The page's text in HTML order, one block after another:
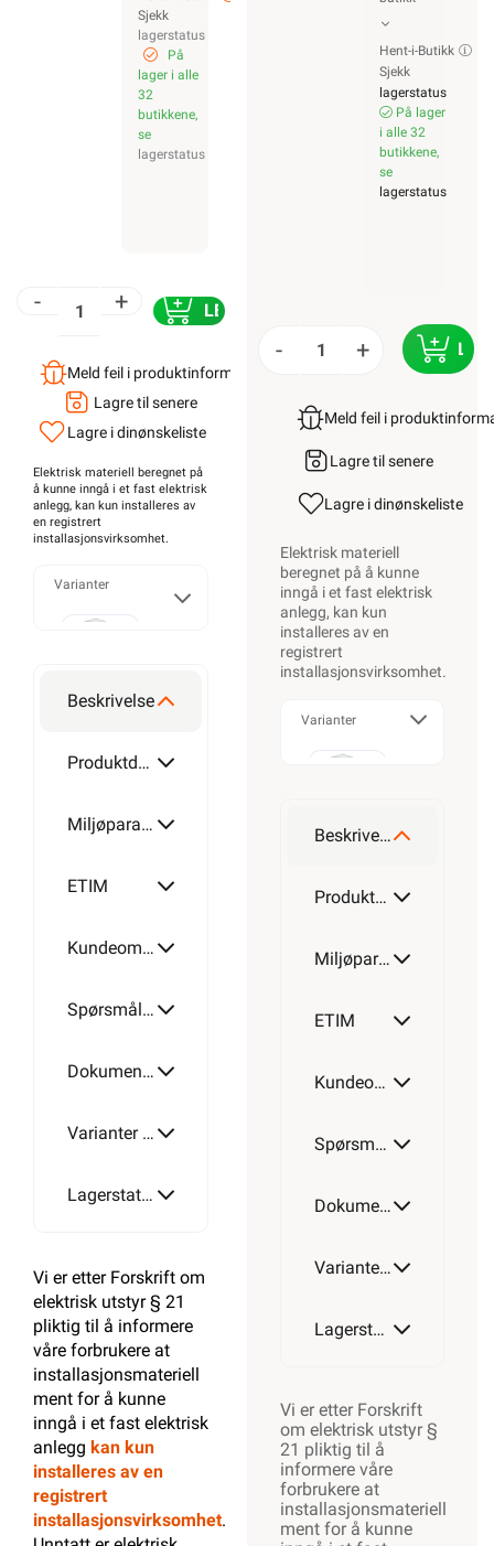
Sjekk
lagerstatus
På
lager i alle
32
butikkene,
se
lagerstatus
- + LEGG I HANDLEKURV
Meld feil i produktinformasjonen?
Lagre til senere
Lagre i dinønskeliste
Elektrisk materiell beregnet på
å kunne inngå i et fast elektrisk
anlegg, kan kun installeres av
en registrert
installasjonsvirksomhet.
Varianter
T160
Beskrivelse
Produktdetaljer
Miljøparametere
ETIM
Kundeomtale
Spørsmål og svar
Dokumentasjon
Varianter av artikkel
Lagerstatus
Vi er etter Forskrift om
elektrisk utstyr § 21
pliktig til å informere
våre forbrukere at
installasjonsmateriell
ment for å kunne
inngå i et fast elektrisk
anlegg kan kun
installeres av en
registrert
installasjonsvirksomhet.
Hent-i-Butikk
Sjekk
lagerstatus
På lager
i alle 32
butikkene,
se
lagerstatus
- +
Meld feil i
Lagre til senere
Lagre i dinønskeliste
Elektrisk materiell
beregnet på å kunne
inngå i et fast elektrisk
anlegg, kan kun
installeres av en
registrert
installasjonsvirksomhet.
Varianter
T40
T160
Beskrivelse
Produktdetaljer
Miljøparametere
ETIM
Kundeomtale
Spørsmål og svar
Dokumentasjon
Varianter av artikkel
Lagerstatus
Vi er etter Forskrift
om elektrisk utstyr §
21 pliktig til å
informere våre
forbrukere at
installasjonsmateriell
ment for å kunne